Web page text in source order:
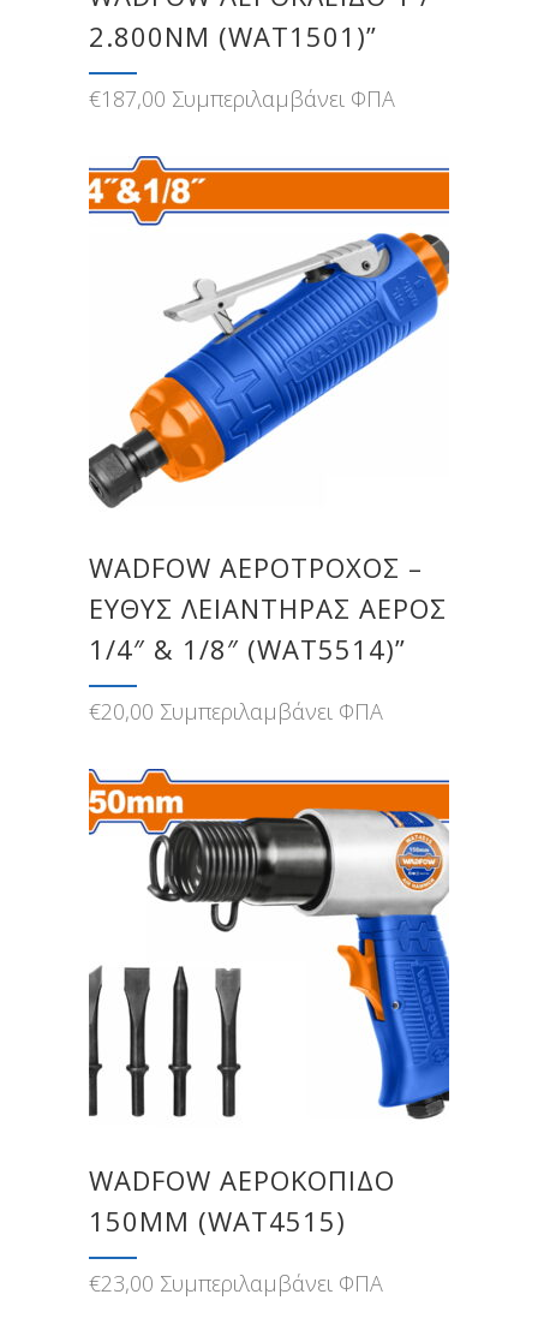
2.800NM (WAT1501)”
€187,00 Συμπεριλαμβάνει ΦΠΑ
WADFOW ΑΕΡΟΤΡΟΧΟΣ –
ΕΥΘΥΣ ΛΕΙΑΝΤΗΡΑΣ ΑΕΡΟΣ
1/4″ & 1/8″ (WAT5514)”
€20,00 Συμπεριλαμβάνει ΦΠΑ
WADFOW ΑΕΡΟΚΟΠΙΔΟ
150MM (WAT4515)
€23,00 Συμπεριλαμβάνει ΦΠΑ